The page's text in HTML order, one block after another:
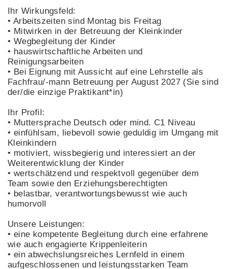
Ihr Wirkungsfeld:
• Arbeitszeiten sind Montag bis Freitag
• Mitwirken in der Betreuung der Kleinkinder
• Wegbegleitung der Kinder
• hauswirtschaftliche Arbeiten und
Reinigungsarbeiten
• Bei Eignung mit Aussicht auf eine Lehrstelle als
Fachfrau/-mann Betreuung per August 2027 (Sie sind
der/die einzige Praktikant*in)
Ihr Profil:
• Muttersprache Deutsch oder mind. C1 Niveau
• einfühlsam, liebevoll sowie geduldig im Umgang mit
Kleinkindern
• motiviert, wissbegierig und interessiert an der
Weiterentwicklung der Kinder
• wertschätzend und respektvoll gegenüber dem
Team sowie den Erziehungsberechtigten
• belastbar, verantwortungsbewusst wie auch
humorvoll
Unsere Leistungen:
• eine kompetente Begleitung durch eine erfahrene
wie auch engagierte Krippenleiterin
• ein abwechslungsreiches Lernfeld in einem
aufgeschlossenen und leistungsstarken Team